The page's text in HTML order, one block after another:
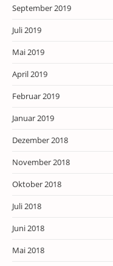
September 2019
Juli 2019
Mai 2019
April 2019
Februar 2019
Januar 2019
Dezember 2018
November 2018
Oktober 2018
Juli 2018
Juni 2018
Mai 2018